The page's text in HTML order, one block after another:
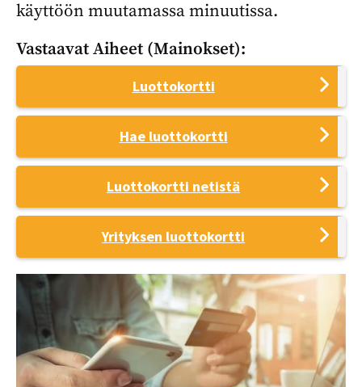
käyttöön muutamassa minuutissa.
Vastaavat Aiheet (mainokset):
Luottokortti
Hae luottokortti
Luottokortti netistä
Yrityksen luottokortti